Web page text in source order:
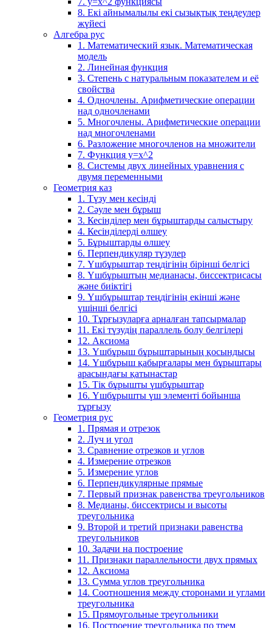
8. Екі айнымалылы екі сызықтық теңдеулер
жүйесі
Алгебра рус
1. Математический язык. Математическая
модель
2. Линейная функция
3. Степень с натуральным показателем и её
свойства
4. Одночлены. Арифметические операции
над одночленами
5. Многочлены. Арифметические операции
над многочленами
6. Разложение многочленов на множители
7. Функция y=x^2
8. Системы двух линейных уравнения с
двумя переменными
Геометрия каз
1. Түзу мен кесінді
2. Сәуле мен бұрыш
3. Кесінділер мен бұрыштарды салыстыру
4. Кесінділерді өлшеу
5. Бұрыштарды өлшеу
6. Перпендикуляр түзулер
7. Үшбұрыштар теңдігінің бірінші белгісі
8. Үшбұрыштың медианасы, биссектрисасы
және биіктігі
9. Үшбұрыштар теңдігінің екінші және
үшінші белгісі
10. Тұрғызуларға арналған тапсырмалар
11. Екі түзудің параллель болу белгілері
12. Аксиома
13. Үшбұрыш бұрыштарының қосындысы
14. Үшбұрыш қабырғалары мен бұрыштары
арасындағы қатынастар
15. Тік бұрышты үшбұрыштар
16. Үшбұрышты үш элементі бойынша
тұрғызу
Геометрия рус
1. Прямая и отрезок
2. Луч и угол
3. Сравнение отрезков и углов
4. Измерение отрезков
5. Измерение углов
6. Перпендикулярные прямые
7. Первый признак равенства треугольников
8. Медианы, биссектрисы и высоты
треугольника
9. Второй и третий признаки равенства
треугольников
10. Задачи на построение
11. Признаки параллельности двух прямых
12. Аксиома
13. Сумма углов треугольника
14. Соотношения между сторонами и углами
треугольника
15. Прямоугольные треугольники
16. Построение треугольника по трем